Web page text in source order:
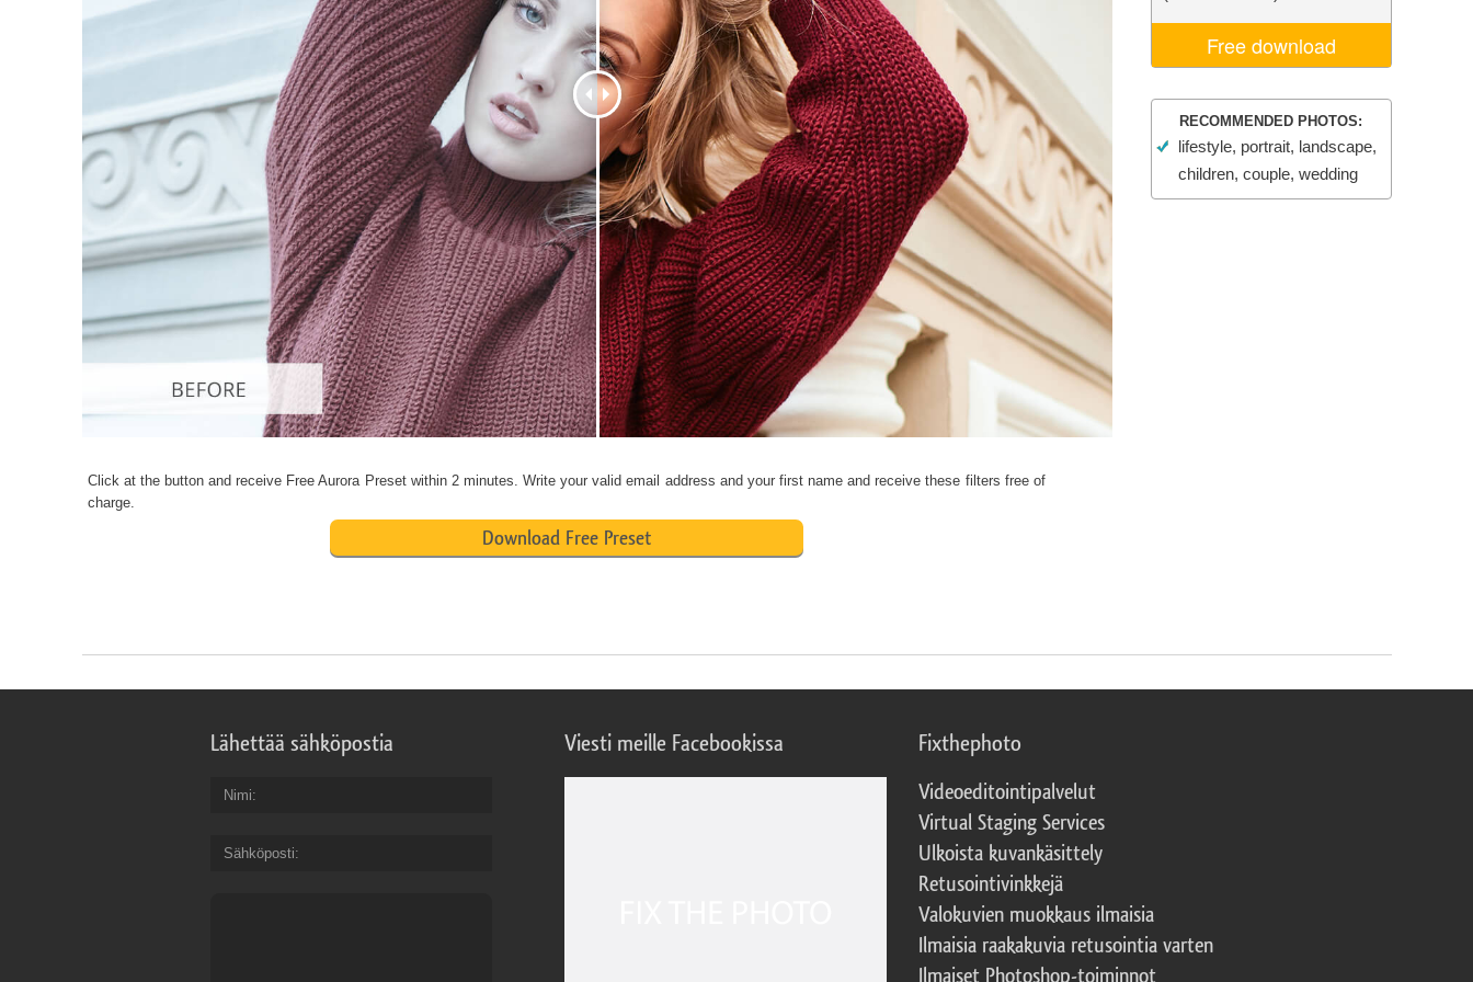
Tuotteen valokuvien muokkaus Korujen valokuvien muokkaus AI-koulutusdata Video Editing Services
Free download
RECOMMENDED PHOTOS:
lifestyle, portrait, landscape,
children, couple, wedding
Click at the button and receive Free Aurora Preset within 2 minutes. Write your valid email address and your first name and receive these filters free of
charge.
Download Free Preset
Lähettää sähköpostia
Nimi
Sähköposti
Viesti meille Facebookissa Fixthephoto
Videoeditointipalvelut
Virtual Staging Services
Ulkoista kuvankäsittely
Retusointivinkkejä
Valokuvien muokkaus ilmaisia
Ilmaisia raakakuvia retusointia varten
Ilmaiset Photoshop-toiminnot